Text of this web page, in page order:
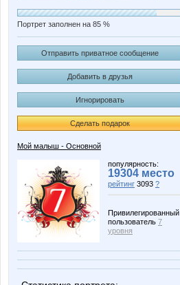
Портрет заполнен на 85 %
Отправить приватное сообщение
Добавить в друзья
Игнорировать
Сделать подарок
Мой малыш - Основной
популярность:
19304 место
рейтинг 3093 ?
Привилегированный
пользователь 7
уровня